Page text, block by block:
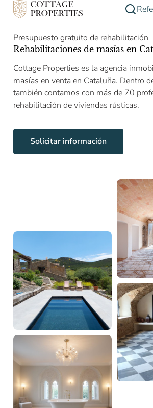
Presupuesto gratuito de rehabilitación
Rehabilitaciones de masías en
Cottage Properties es la agencia
masías en venta en Cataluña. Dentro
también contamos con más de 70
rehabilitación de viviendas rústicas.
Solicitar información